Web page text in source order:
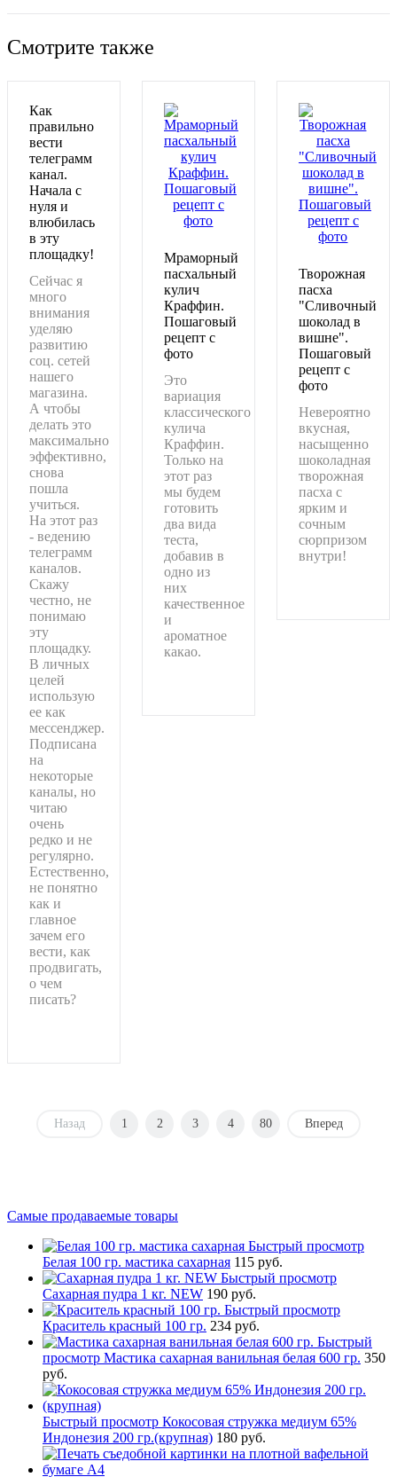
Смотрите также
Как
правильно
вести
телеграмм
канал.
Начала с
нуля и
влюбилась
в эту
площадку!
Сейчас я
много
внимания
уделяю
развитию
соц. сетей
нашего
магазина.
А чтобы
делать это
максимально
эффективно,
снова
пошла
учиться.
На этот раз
- ведению
телеграмм
каналов.
Скажу
честно, не
понимаю
эту
площадку.
В личных
целей
использую
ее как
мессенджер.
Подписана
на
некоторые
каналы, но
читаю
очень
редко и не
регулярно.
Естественно,
не понятно
как и
главное
зачем его
вести, как
продвигать,
о чем
писать?
Мраморный
пасхальный
кулич
Краффин.
Пошаговый
рецепт с
фото
Это
вариация
классического
кулича
Краффин.
Только на
этот раз
мы будем
готовить
два вида
теста,
добавив в
одно из
них
качественное
и
ароматное
какао.
Творожная
пасха
"Сливочный
шоколад в
вишне".
Пошаговый
рецепт с
фото
Невероятно
вкусная,
насыщенно
шоколадная
творожная
пасха с
ярким и
сочным
сюрпризом
внутри!
Назад 1 2 3 4 80 Вперед
Самые продаваемые товары
Быстрый просмотр
Белая 100 гр. мастика сахарная 115 руб.
Быстрый просмотр
Сахарная пудра 1 кг. NEW 190 руб.
Быстрый просмотр
Краситель красный 100 гр. 234 руб.
Быстрый
просмотр Мастика сахарная ванильная белая 600 гр. 350
руб.
Быстрый просмотр Кокосовая стружка медиум 65%
Индонезия 200 гр.(крупная) 180 руб.